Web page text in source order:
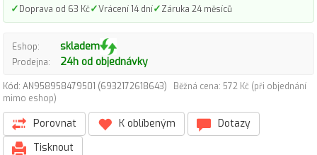
✓Doprava od 63 Kč✓Vrácení 14 dní✓Záruka 24 měsíců
Eshop: skladem
Prodejna: 24h od objednávky
Kód: AN958958479501 (6932172618643)
Běžná cena: 572 Kč (při objednání
mimo eshop)
Porovnat K oblíbeným
Dotazy
Tisknout